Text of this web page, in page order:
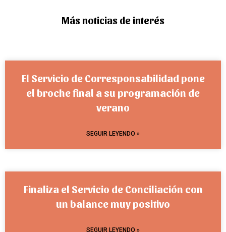
Más noticias de interés
El Servicio de Corresponsabilidad pone
el broche final a su programación de
verano
SEGUIR LEYENDO »
Finaliza el Servicio de Conciliación con
un balance muy positivo
SEGUIR LEYENDO »